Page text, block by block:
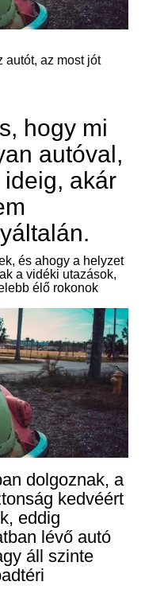
autót, az most jót
hogy mi
autóval,
akár
és ahogy a helyzet
a vidéki utazások,
élő rokonok
dolgoznak, a
kedvéért
eddig
lévő autó
áll szinte